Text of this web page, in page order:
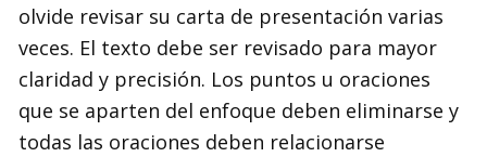
olvide revisar su carta de presentación varias
veces. El texto debe ser revisado para mayor
claridad y precisión. Los puntos u oraciones
que se aparten del enfoque deben eliminarse y
todas las oraciones deben relacionarse